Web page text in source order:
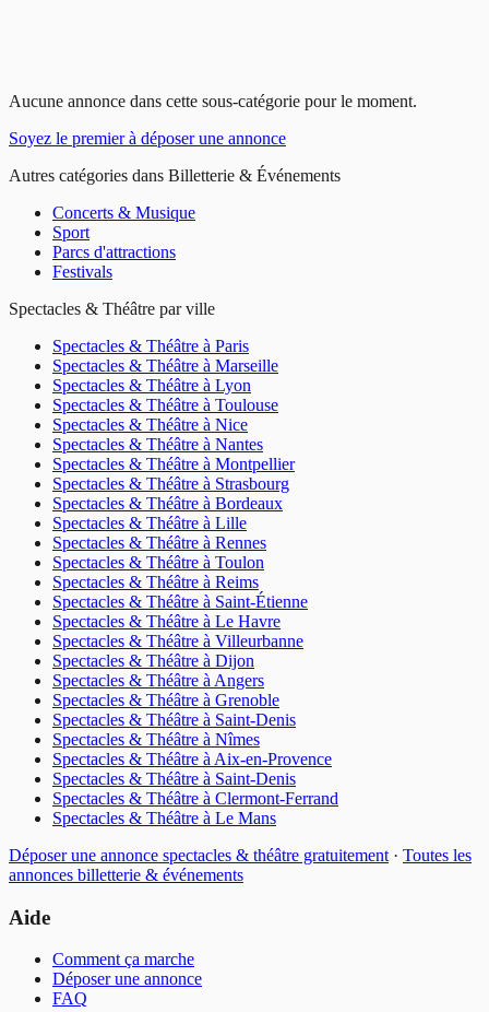
Aucune annonce dans cette sous-catégorie pour le moment.
Soyez le premier à déposer une annonce
Autres catégories dans Billetterie & Événements
Concerts & Musique
Sport
Parcs d'attractions
Festivals
Spectacles & Théâtre par ville
Spectacles & Théâtre à Paris
Spectacles & Théâtre à Marseille
Spectacles & Théâtre à Lyon
Spectacles & Théâtre à Toulouse
Spectacles & Théâtre à Nice
Spectacles & Théâtre à Nantes
Spectacles & Théâtre à Montpellier
Spectacles & Théâtre à Strasbourg
Spectacles & Théâtre à Bordeaux
Spectacles & Théâtre à Lille
Spectacles & Théâtre à Rennes
Spectacles & Théâtre à Toulon
Spectacles & Théâtre à Reims
Spectacles & Théâtre à Saint-Étienne
Spectacles & Théâtre à Le Havre
Spectacles & Théâtre à Villeurbanne
Spectacles & Théâtre à Dijon
Spectacles & Théâtre à Angers
Spectacles & Théâtre à Grenoble
Spectacles & Théâtre à Saint-Denis
Spectacles & Théâtre à Nîmes
Spectacles & Théâtre à Aix-en-Provence
Spectacles & Théâtre à Saint-Denis
Spectacles & Théâtre à Clermont-Ferrand
Spectacles & Théâtre à Le Mans
Déposer une annonce spectacles & théâtre gratuitement · Toutes les
annonces billetterie & événements
Aide
Comment ça marche
Déposer une annonce
FAQ